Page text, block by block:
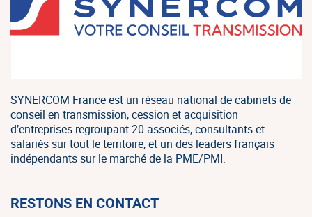
SYNERCOM France est un réseau national de cabinets de
conseil en transmission, cession et acquisition
d’entreprises regroupant 20 associés, consultants et
salariés sur tout le territoire, et un des leaders français
indépendants sur le marché de la PME/PMI.
RESTONS EN CONTACT